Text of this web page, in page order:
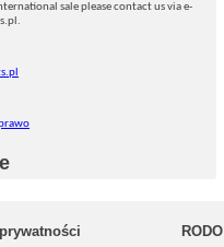
sale please contact us via e-
RODO